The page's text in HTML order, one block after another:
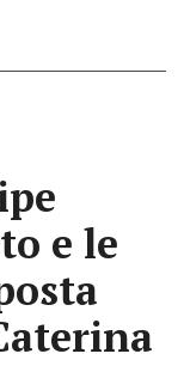
e le